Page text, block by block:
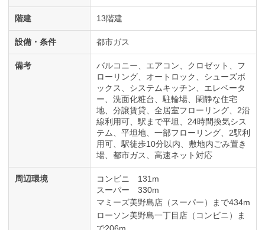
階建 13階建
設備・条件 都市ガス
備考
バルコニー、エアコン、クロゼット、フ
ローリング、オートロック、シューズボ
ックス、システムキッチン、エレベータ
ー、洗面化粧台、駐輪場、閑静な住宅
地、分譲賃貸、全居室フローリング、2沿
線利用可、駅まで平坦、24時間換気シス
テム、平坦地、一部フローリング、2駅利
用可、駅徒歩10分以内、敷地内ごみ置き
場、都市ガス、高速ネット対応
周辺環境
コンビニ 131m
スーパー 330m
マミーズ美野島店（スーパー）まで434m
ローソン美野島一丁目店（コンビニ）ま
で206m